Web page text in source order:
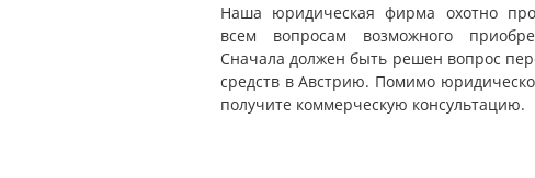
Наша юридическая фирма охотно
всем вопросам возможного
Сначала должен быть решен вопрос
средств в Австрию. Помимо
получите коммерческую консультацию.